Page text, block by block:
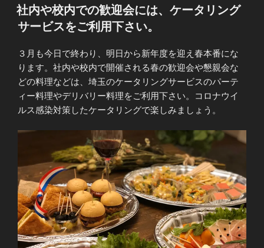
稿
日:
社内や校内での歓迎会には、ケータリング
サービスをご利用下さい。
３月も今日で終わり、明日から新年度を迎え春本番にな
ります。社内や校内で開催される春の歓迎会や懇親会な
どの料理などは、埼玉のケータリングサービスのパーテ
ィー料理やデリバリー料理をご利用下さい。コロナウイ
ルス感染対策したケータリングで楽しみましょう。